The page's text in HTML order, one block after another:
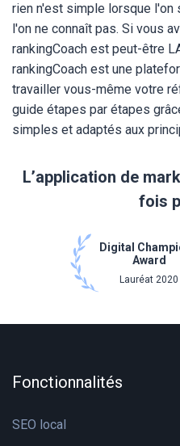
rien n'est simple lorsque l'on
l'on ne connaît pas. Si vous
rankingCoach est peut-être
rankingCoach est une
travailler vous-même votre
guide étapes par étapes
simples et adaptés aux
L’application de
fois
Digital
Award
Lauréat 2020
Fonctionnalités
SEO local